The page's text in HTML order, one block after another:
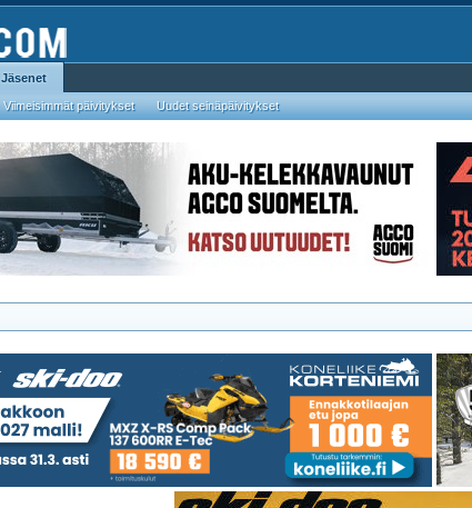
Jäsenet
Viimeisimmät päivitykset Uudet seinäpäivitykset